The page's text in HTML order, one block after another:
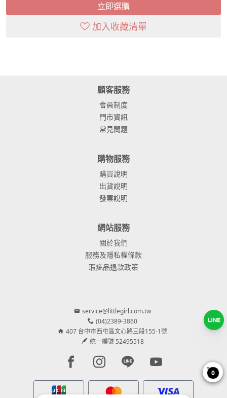
立即選購
加入收藏清單
顧客服務
會員制度
門市資訊
常見問題
購物服務
購買說明
出貨說明
發票說明
網站服務
關於我們
服務及隱私權條款
瑕疵品退款政策
service@littlegirl.com.tw
(04)2389-3860
407 台中市西屯區文心路三段155-1號
統一編號 52495518
Facebook page
Instagram page
Line pageYoutube page
0